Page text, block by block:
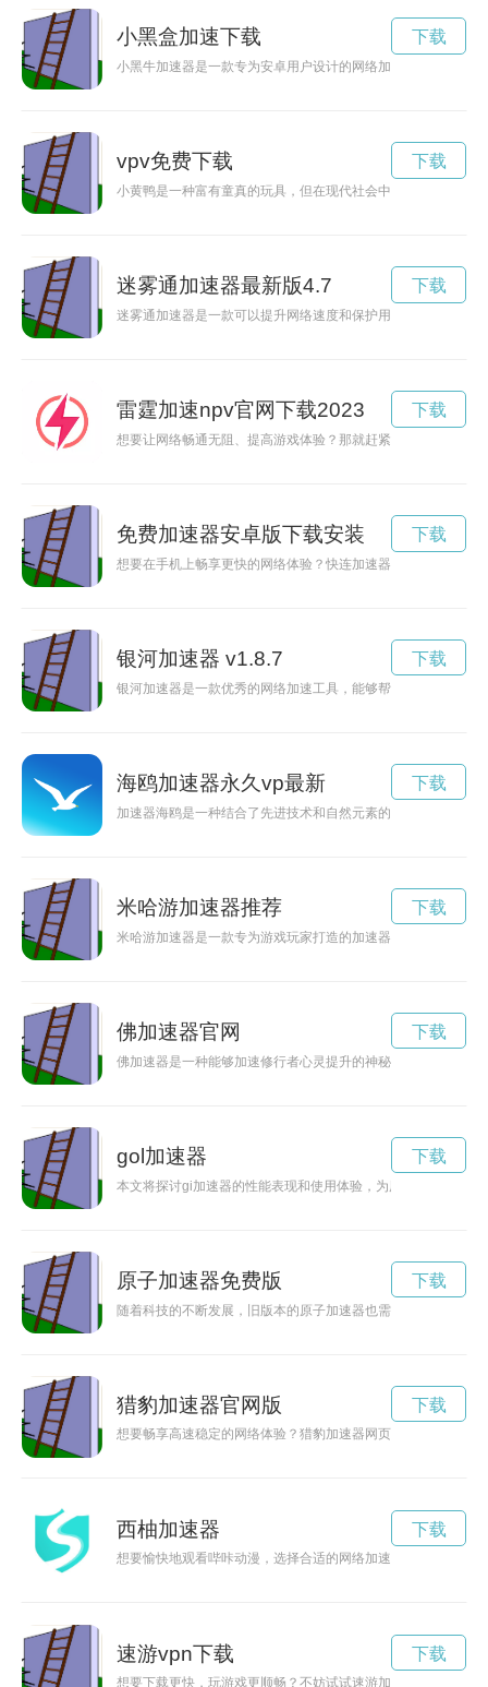
小黑盒加速下载
小黑牛加速器是一款专为安卓用户设计的网络加速工具，能够
下载
vpv免费下载
小黄鸭是一种富有童真的玩具，但在现代社会中，小黄鸭也需
下载
迷雾通加速器最新版4.7
迷雾通加速器是一款可以提升网络速度和保护用户隐私的应用
下载
雷霆加速npv官网下载2023
想要让网络畅通无阻、提高游戏体验？那就赶紧下载毒蛇加速
下载
免费加速器安卓版下载安装
想要在手机上畅享更快的网络体验？快连加速器安卓版是您的
下载
银河加速器 v1.8.7
银河加速器是一款优秀的网络加速工具，能够帮助用户解决网
下载
海鸥加速器永久vp最新
加速器海鸥是一种结合了先进技术和自然元素的创新机械，它
下载
米哈游加速器推荐
米哈游加速器是一款专为游戏玩家打造的加速器，可以有效地
下载
佛加速器官网
佛加速器是一种能够加速修行者心灵提升的神秘工具，可以帮
下载
gol加速器
本文将探讨gi加速器的性能表现和使用体验，为用户提供选择时
下载
原子加速器免费版
随着科技的不断发展，旧版本的原子加速器也需要进行技术升
下载
猎豹加速器官网版
想要畅享高速稳定的网络体验？猎豹加速器网页版入口为您提
下载
西柚加速器
想要愉快地观看哔咔动漫，选择合适的网络加速器十分重要。
下载
速游vpn下载
想要下载更快，玩游戏更顺畅？不妨试试速游加速器，提高下载
下载